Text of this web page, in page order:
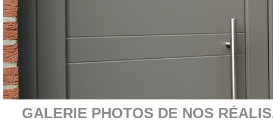
GALERIE PHOTOS DE NOS